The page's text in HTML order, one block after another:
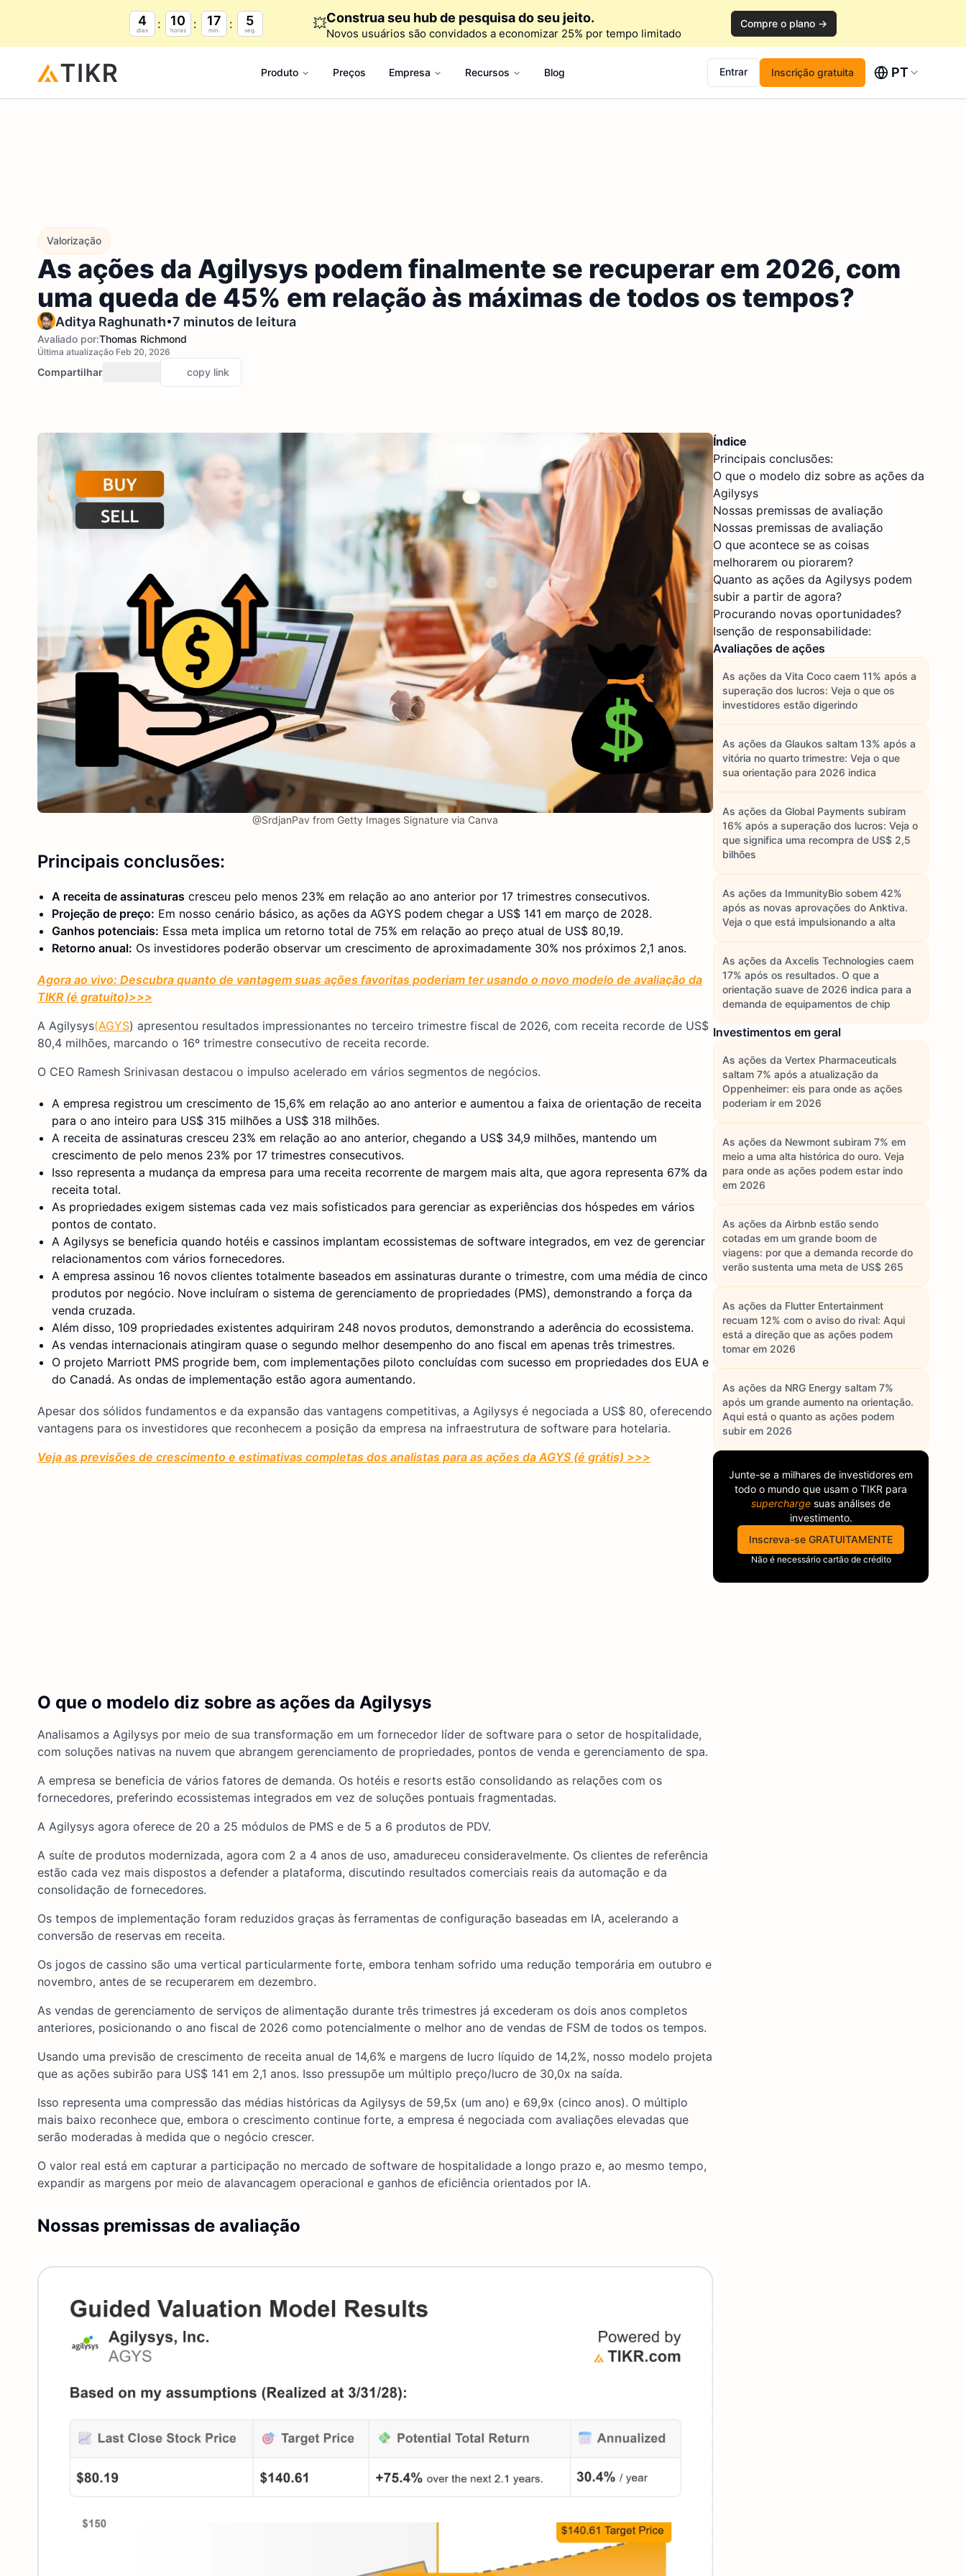
4
dias
10
horas
17
min.
4
seg. 💥Construa seu hub de pesquisa do seu jeito.
Novos usuários são convidados a economizar 25% por tempo limitado
Compre o plano →
Produto Preços Empresa Recursos Blog Entrar Inscrição gratuita PT
Valorização
As ações da Agilysys podem finalmente se recuperar em 2026, com
uma queda de 45% em relação às máximas de todos os tempos?
Aditya Raghunath•7 minutos de leitura
Avaliado por:Thomas Richmond
Última atualização Feb 20, 2026
Compartilhar copy link
@SrdjanPav from Getty Images Signature via Canva
Principais conclusões:
A receita de assinaturas cresceu pelo menos 23% em relação ao ano anterior por 17 trimestres consecutivos.
Projeção de preço: Em nosso cenário básico, as ações da AGYS podem chegar a US$ 141 em março de 2028.
Ganhos potenciais: Essa meta implica um retorno total de 75% em relação ao preço atual de US$ 80,19.
Retorno anual: Os investidores poderão observar um crescimento de aproximadamente 30% nos próximos 2,1 anos.
Agora ao vivo: Descubra quanto de vantagem suas ações favoritas poderiam ter usando o novo modelo de avaliação da
TIKR (é gratuito)>>>
A Agilysys(AGYS) apresentou resultados impressionantes no terceiro trimestre fiscal de 2026, com receita recorde de US$
80,4 milhões, marcando o 16º trimestre consecutivo de receita recorde.
O CEO Ramesh Srinivasan destacou o impulso acelerado em vários segmentos de negócios.
A empresa registrou um crescimento de 15,6% em relação ao ano anterior e aumentou a faixa de orientação de receita
para o ano inteiro para US$ 315 milhões a US$ 318 milhões.
A receita de assinaturas cresceu 23% em relação ao ano anterior, chegando a US$ 34,9 milhões, mantendo um
crescimento de pelo menos 23% por 17 trimestres consecutivos.
Isso representa a mudança da empresa para uma receita recorrente de margem mais alta, que agora representa 67% da
receita total.
As propriedades exigem sistemas cada vez mais sofisticados para gerenciar as experiências dos hóspedes em vários
pontos de contato.
A Agilysys se beneficia quando hotéis e cassinos implantam ecossistemas de software integrados, em vez de gerenciar
relacionamentos com vários fornecedores.
A empresa assinou 16 novos clientes totalmente baseados em assinaturas durante o trimestre, com uma média de cinco
produtos por negócio. Nove incluíram o sistema de gerenciamento de propriedades (PMS), demonstrando a força da
venda cruzada.
Além disso, 109 propriedades existentes adquiriram 248 novos produtos, demonstrando a aderência do ecossistema.
As vendas internacionais atingiram quase o segundo melhor desempenho do ano fiscal em apenas três trimestres.
O projeto Marriott PMS progride bem, com implementações piloto concluídas com sucesso em propriedades dos EUA e
do Canadá. As ondas de implementação estão agora aumentando.
Apesar dos sólidos fundamentos e da expansão das vantagens competitivas, a Agilysys é negociada a US$ 80, oferecendo
vantagens para os investidores que reconhecem a posição da empresa na infraestrutura de software para hotelaria.
Veja as previsões de crescimento e estimativas completas dos analistas para as ações da AGYS (é grátis) >>>
O que o modelo diz sobre as ações da Agilysys
Analisamos a Agilysys por meio de sua transformação em um fornecedor líder de software para o setor de hospitalidade,
com soluções nativas na nuvem que abrangem gerenciamento de propriedades, pontos de venda e gerenciamento de spa.
A empresa se beneficia de vários fatores de demanda. Os hotéis e resorts estão consolidando as relações com os
fornecedores, preferindo ecossistemas integrados em vez de soluções pontuais fragmentadas.
A Agilysys agora oferece de 20 a 25 módulos de PMS e de 5 a 6 produtos de PDV.
A suíte de produtos modernizada, agora com 2 a 4 anos de uso, amadureceu consideravelmente. Os clientes de referência
estão cada vez mais dispostos a defender a plataforma, discutindo resultados comerciais reais da automação e da
consolidação de fornecedores.
Os tempos de implementação foram reduzidos graças às ferramentas de configuração baseadas em IA, acelerando a
conversão de reservas em receita.
Os jogos de cassino são uma vertical particularmente forte, embora tenham sofrido uma redução temporária em outubro e
novembro, antes de se recuperarem em dezembro.
As vendas de gerenciamento de serviços de alimentação durante três trimestres já excederam os dois anos completos
anteriores, posicionando o ano fiscal de 2026 como potencialmente o melhor ano de vendas de FSM de todos os tempos.
Usando uma previsão de crescimento de receita anual de 14,6% e margens de lucro líquido de 14,2%, nosso modelo projeta
que as ações subirão para US$ 141 em 2,1 anos. Isso pressupõe um múltiplo preço/lucro de 30,0x na saída.
Isso representa uma compressão das médias históricas da Agilysys de 59,5x (um ano) e 69,9x (cinco anos). O múltiplo
mais baixo reconhece que, embora o crescimento continue forte, a empresa é negociada com avaliações elevadas que
serão moderadas à medida que o negócio crescer.
O valor real está em capturar a participação no mercado de software de hospitalidade a longo prazo e, ao mesmo tempo,
expandir as margens por meio de alavancagem operacional e ganhos de eficiência orientados por IA.
Nossas premissas de avaliação
Índice
Principais conclusões:
O que o modelo diz sobre as ações da
Agilysys
Nossas premissas de avaliação
Nossas premissas de avaliação
O que acontece se as coisas
melhorarem ou piorarem?
Quanto as ações da Agilysys podem
subir a partir de agora?
Procurando novas oportunidades?
Isenção de responsabilidade:
Avaliações de ações
As ações da Vita Coco caem 11% após a
superação dos lucros: Veja o que os
investidores estão digerindo
As ações da Glaukos saltam 13% após a
vitória no quarto trimestre: Veja o que
sua orientação para 2026 indica
As ações da Global Payments subiram
16% após a superação dos lucros: Veja o
que significa uma recompra de US$ 2,5
bilhões
As ações da ImmunityBio sobem 42%
após as novas aprovações do Anktiva.
Veja o que está impulsionando a alta
As ações da Axcelis Technologies caem
17% após os resultados. O que a
orientação suave de 2026 indica para a
demanda de equipamentos de chip
Investimentos em geral
As ações da Vertex Pharmaceuticals
saltam 7% após a atualização da
Oppenheimer: eis para onde as ações
poderiam ir em 2026
As ações da Newmont subiram 7% em
meio a uma alta histórica do ouro. Veja
para onde as ações podem estar indo
em 2026
As ações da Airbnb estão sendo
cotadas em um grande boom de
viagens: por que a demanda recorde do
verão sustenta uma meta de US$ 265
As ações da Flutter Entertainment
recuam 12% com o aviso do rival: Aqui
está a direção que as ações podem
tomar em 2026
As ações da NRG Energy saltam 7%
após um grande aumento na orientação.
Aqui está o quanto as ações podem
subir em 2026
Junte-se a milhares de investidores em
todo o mundo que usam o TIKR para
supercharge suas análises de
investimento.
Inscreva-se GRATUITAMENTE
Não é necessário cartão de crédito